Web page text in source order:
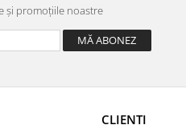
și promoțiile noastre
CLIENTI